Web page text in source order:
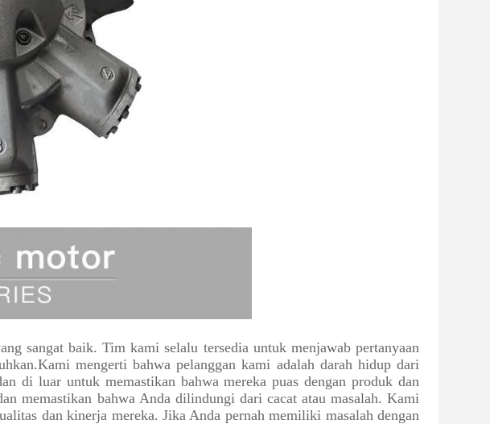
sangat baik. Tim kami selalu tersedia untuk menjawab pertanyaan
mengerti bahwa pelanggan kami adalah darah hidup dari
di luar untuk memastikan bahwa mereka puas dengan produk dan
memastikan bahwa Anda dilindungi dari cacat atau masalah. Kami
dan kinerja mereka. Jika Anda pernah memiliki masalah dengan